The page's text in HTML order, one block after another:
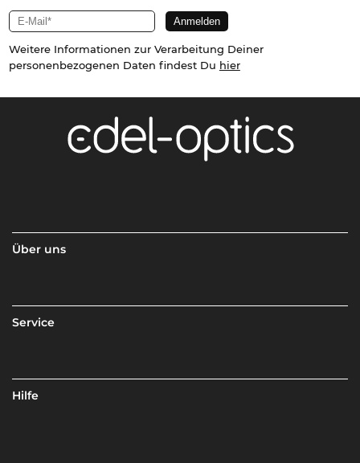
Weitere Informationen zur Verarbeitung Deiner
personenbezogenen Daten findest Du hier
Über uns
Service
Hilfe